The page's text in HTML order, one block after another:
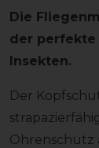
Die
der perfekte
Insekten.
Der
Ohrenschutz